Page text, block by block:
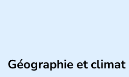
Géographie et climat